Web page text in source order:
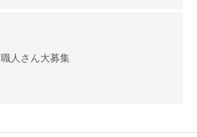
職人さん大募集